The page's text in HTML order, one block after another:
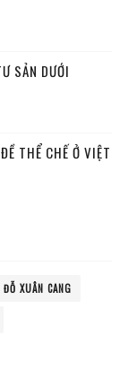
SẢN DƯỚI
THỂ CHẾ Ở VIỆT
ĐỖ XUÂN CANG